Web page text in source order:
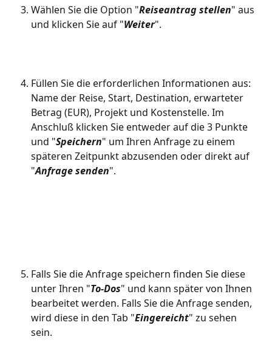
Wählen Sie die Option "Reiseantrag stellen" aus
und klicken Sie auf "Weiter".
Füllen Sie die erforderlichen Informationen aus:
Name der Reise, Start, Destination, erwarteter
Betrag (EUR), Projekt und Kostenstelle. Im
Anschluß klicken Sie entweder auf die 3 Punkte
und "Speichern" um Ihren Anfrage zu einem
späteren Zeitpunkt abzusenden oder direkt auf
"Anfrage senden".
Falls Sie die Anfrage speichern finden Sie diese
unter Ihren "To-Dos" und kann später von Ihnen
bearbeitet werden. Falls Sie die Anfrage senden,
wird diese in den Tab "Eingereicht" zu sehen
sein.